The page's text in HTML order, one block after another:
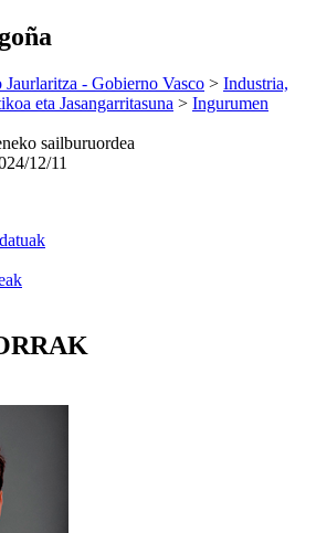
Jaurlaritza - Gobierno Vasco > Industria,
eta Jasangarritasuna > Ingurumen
sailburuordea
12/11